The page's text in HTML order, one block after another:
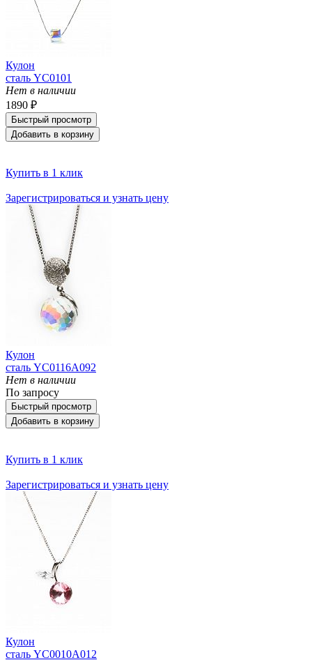
Кулон
сталь YC0101
Нет в наличии
1890 ₽
Быстрый просмотр
Добавить в корзину
Купить в 1 клик
Зарегистрироваться и узнать цену
Кулон
сталь YC0116A092
Нет в наличии
По запросу
Быстрый просмотр
Добавить в корзину
Купить в 1 клик
Зарегистрироваться и узнать цену
Кулон
сталь YC0010A012